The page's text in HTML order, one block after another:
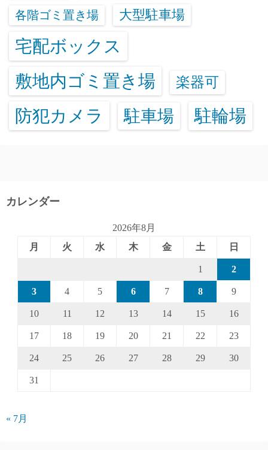
各階ゴミ置き場 大型駐車場
宅配ボックス
敷地内ゴミ置き場
楽器可
防犯カメラ 駐車場 駐輪場
カレンダー
2026年8月
月
火 水 木 金 土 日
1 2
3 4 5 6 7 8 9
10 11 12 13 14 15 16
17 18 19 20 21 22 23
24 25 26 27 28 29 30
31
« 7月